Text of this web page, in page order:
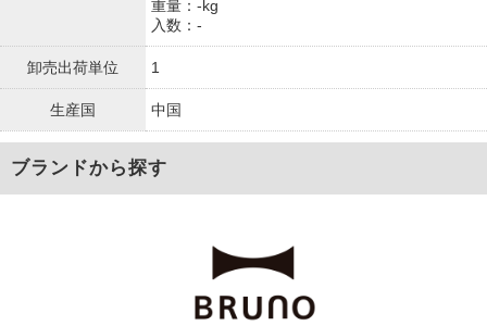
重量：-kg
入数：-
卸売出荷単位 1
生産国 中国
ブランドから探す